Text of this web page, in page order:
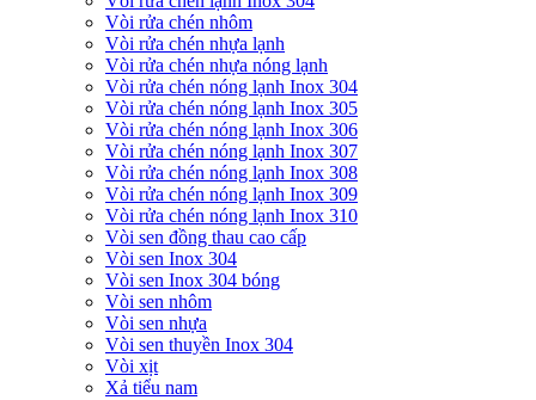
Vòi rửa chén nhôm
Vòi rửa chén nhựa lạnh
Vòi rửa chén nhựa nóng lạnh
Vòi rửa chén nóng lạnh Inox 304
Vòi rửa chén nóng lạnh Inox 305
Vòi rửa chén nóng lạnh Inox 306
Vòi rửa chén nóng lạnh Inox 307
Vòi rửa chén nóng lạnh Inox 308
Vòi rửa chén nóng lạnh Inox 309
Vòi rửa chén nóng lạnh Inox 310
Vòi sen đồng thau cao cấp
Vòi sen Inox 304
Vòi sen Inox 304 bóng
Vòi sen nhôm
Vòi sen nhựa
Vòi sen thuyền Inox 304
Vòi xịt
Xả tiểu nam